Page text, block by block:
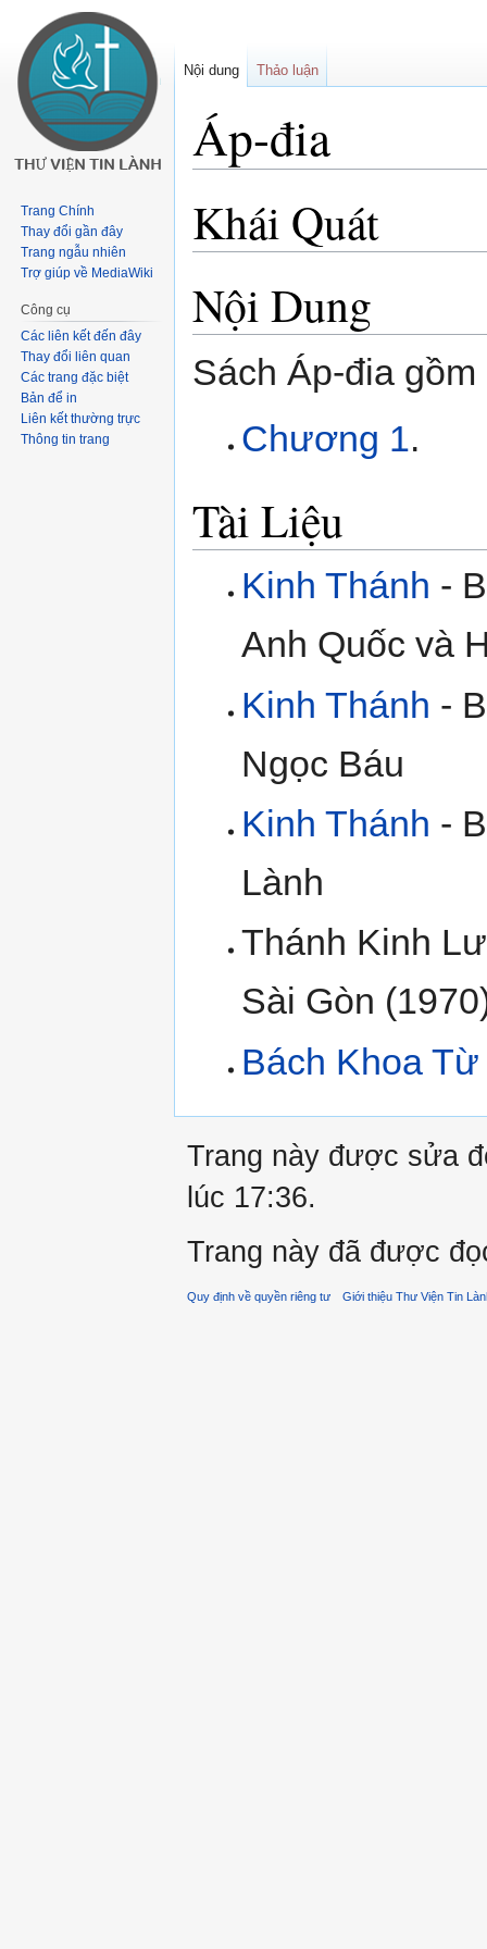
Áp-đia
tưới
chuyển
tới
tìm
Khái Quát
Nội Dung
Sách Áp-đia
Chương 1.
Tài Liệu
Kinh Thánh -
Anh Quốc và
Kinh Thánh -
Ngọc Báu
Kinh Thánh -
Lành
Thánh Kinh
Sài Gòn
Bách Khoa
Nội dung Thảo luận
Trang Chính
Thay đổi gần đây
Trang ngẫu nhiên
Trợ giúp về MediaWiki
Công cụ
Các liên kết đến đây
Thay đổi liên quan
Các trang đặc biệt
Bản để in
Liên kết thường trực
Thông tin trang
Trang này được sửa
lúc 17:36.
Trang này đã được
Quy định về quyền riêng tư Giới thiệu Thư Viện Tin